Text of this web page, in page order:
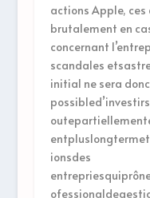
actions Apple,
brutalement en
concernant
scandales
initial ne sera
ionsdes